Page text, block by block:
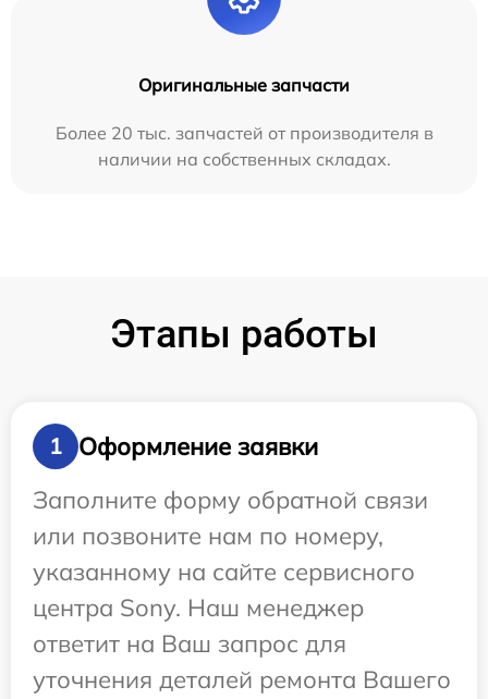
Оригинальные запчасти
Более 20 тыс. запчастей от производителя в
наличии на собственных складах.
Этапы работы
1
Оформление заявки
Заполните форму обратной связи
или позвоните нам по номеру,
указанному на сайте сервисного
центра Sony. Наш менеджер
ответит на Ваш запрос для
уточнения деталей ремонта Вашего